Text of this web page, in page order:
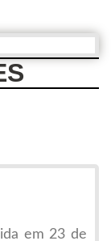
em 23 de